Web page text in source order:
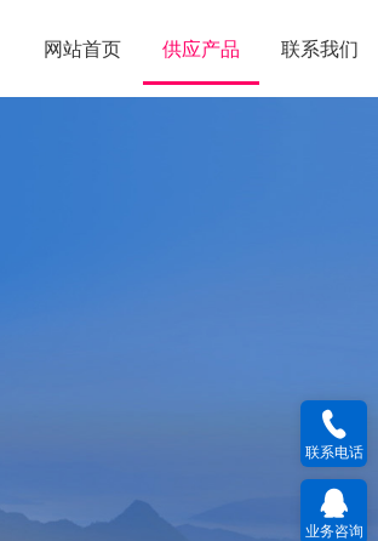
网站首页 供应产品 联系我们
联系电话
业务咨询